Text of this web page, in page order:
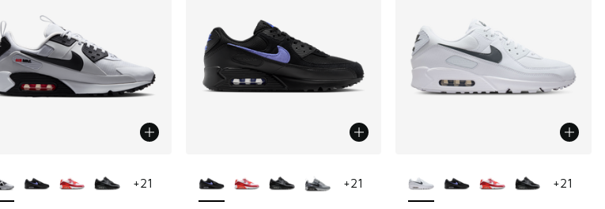
+21
+21
+21